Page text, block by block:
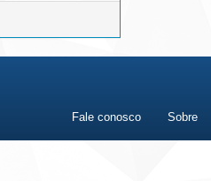
Fale conosco Sobre